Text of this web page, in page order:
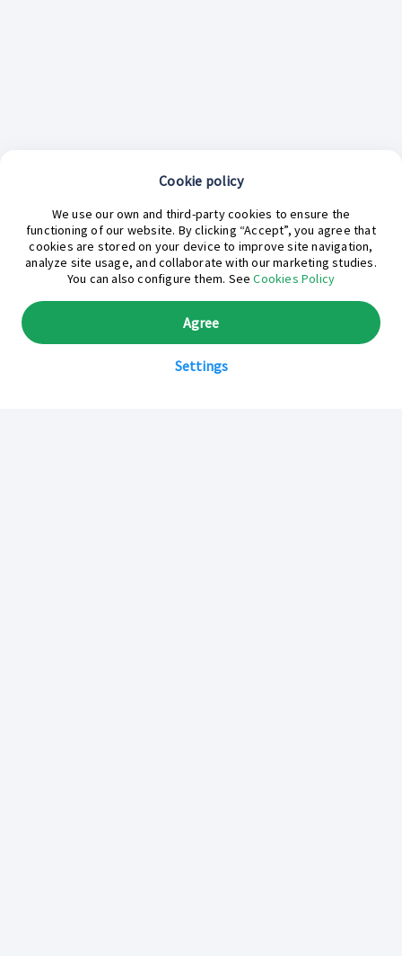
¿En qué podemos ayudarte hoy?
Cookie policy
We use our own and third-party cookies to ensure the
functioning of our website. By clicking “Accept”, you agree that
cookies are stored on your device to improve site navigation,
analyze site usage, and collaborate with our marketing studies.
You can also configure them. SeeCookies Policy
Settings
Agree